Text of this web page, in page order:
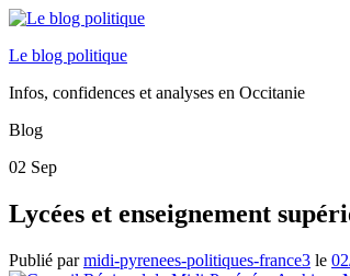
Le blog politique
Infos, confidences et analyses en Occitanie
Blog
02 Sep
Lycées et enseignement
Publié parmidi-pyrenees-politiques-france3 le